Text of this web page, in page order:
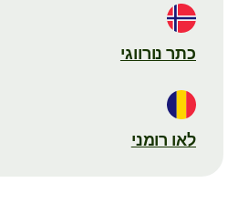
כתר נורווגי
לאו רומני